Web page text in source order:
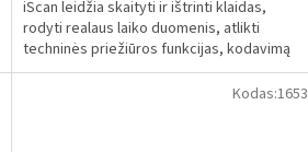
iScan leidžia skaityti ir ištrinti klaidas,
rodyti realaus laiko duomenis, atlikti
techninės priežiūros funkcijas, kodavimą
ir...
Kodas:1653